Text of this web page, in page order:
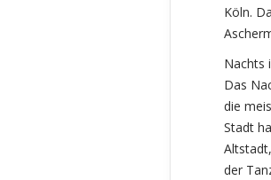
Köln.
Nachts
Das
die
Stadt
der